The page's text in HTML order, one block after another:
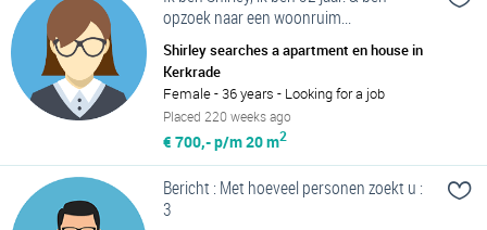
opzoek naar een woonruim...
Shirley searches a apartment en house in
Kerkrade
Female - 36 years - Looking for a job
Placed 220 weeks ago
€ 700,- p/m20 m2
Bericht : Met hoeveel personen zoekt u :
3